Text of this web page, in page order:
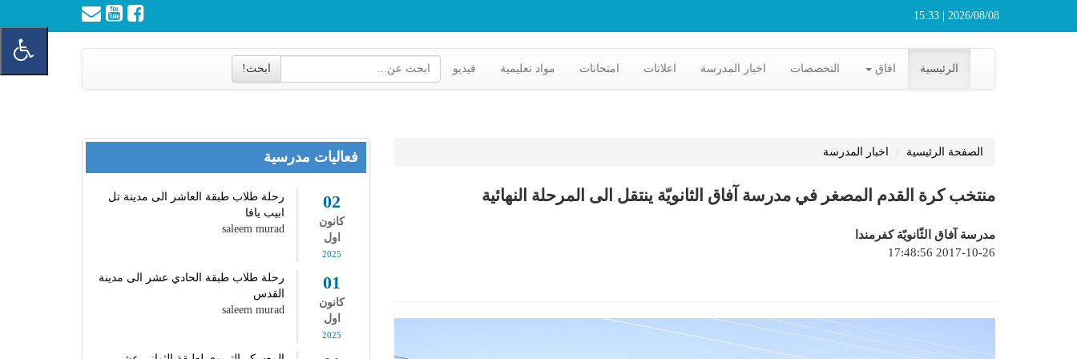
2026/08/08 | 15:33
الرئيسية افاق التخصصات اخبار المدرسة اعلاتات امتحانات مواد تعليمية فيديو ابحث!
الصفحة الرئيسية اخبار المدرسة
منتخب كرة القدم المصغر في مدرسة آفاق الثانويّة ينتقل الى المرحلة النهائية
مدرسة آفاق الثّانويّة كفرمندا
2017-10-26 17:48:56
فعاليات مدرسية
02
كانون
اول
2025
رحلة طلاب طبقة العاشر الى مدينة تل
ابيب يافا
saleem murad
01
كانون
اول
2025
رحلة طلاب طبقة الحادي عشر الى مدينة
القدس
saleem murad